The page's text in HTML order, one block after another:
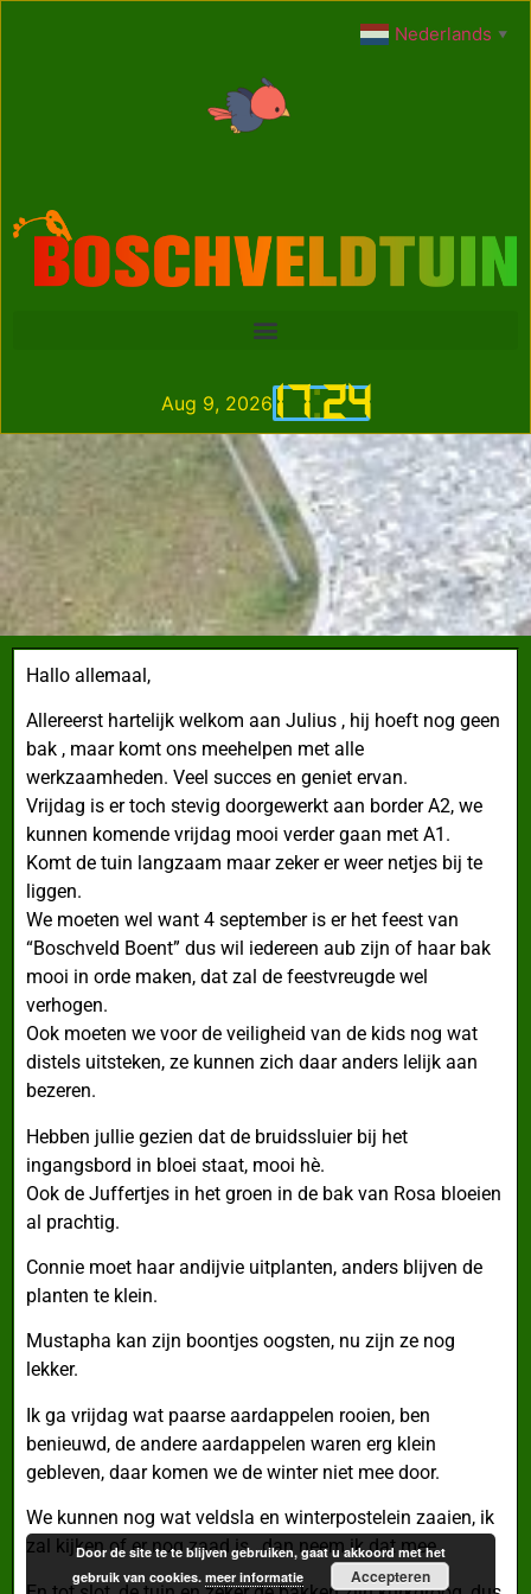
17:24
Aug 9, 2026
Hallo allemaal,
Allereerst hartelijk welkom aan Julius , hij hoeft nog geen
bak , maar komt ons meehelpen met alle
werkzaamheden. Veel succes en geniet ervan.
Vrijdag is er toch stevig doorgewerkt aan border A2, we
kunnen komende vrijdag mooi verder gaan met A1.
Komt de tuin langzaam maar zeker er weer netjes bij te
liggen.
We moeten wel want 4 september is er het feest van
“Boschveld Boent” dus wil iedereen aub zijn of haar bak
mooi in orde maken, dat zal de feestvreugde wel
verhogen.
Ook moeten we voor de veiligheid van de kids nog wat
distels uitsteken, ze kunnen zich daar anders lelijk aan
bezeren.
Hebben jullie gezien dat de bruidssluier bij het
ingangsbord in bloei staat, mooi hè.
Ook de Juffertjes in het groen in de bak van Rosa bloeien
al prachtig.
Connie moet haar andijvie uitplanten, anders blijven de
planten te klein.
Mustapha kan zijn boontjes oogsten, nu zijn ze nog
lekker.
Ik ga vrijdag wat paarse aardappelen rooien, ben
benieuwd, de andere aardappelen waren erg klein
gebleven, daar komen we de winter niet mee door.
We kunnen nog wat veldsla en winterpostelein zaaien, ik
zal kijken of er nog zaad is , dan neem ik dat mee.
Nederlands ▼
Door de site te te blijven gebruiken, gaat u akkoord met het
gebruik van cookies.meer informatie Accepteren